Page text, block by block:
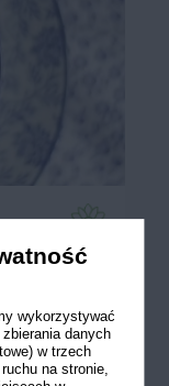
wykorzystywać
danych
w trzech
na stronie,